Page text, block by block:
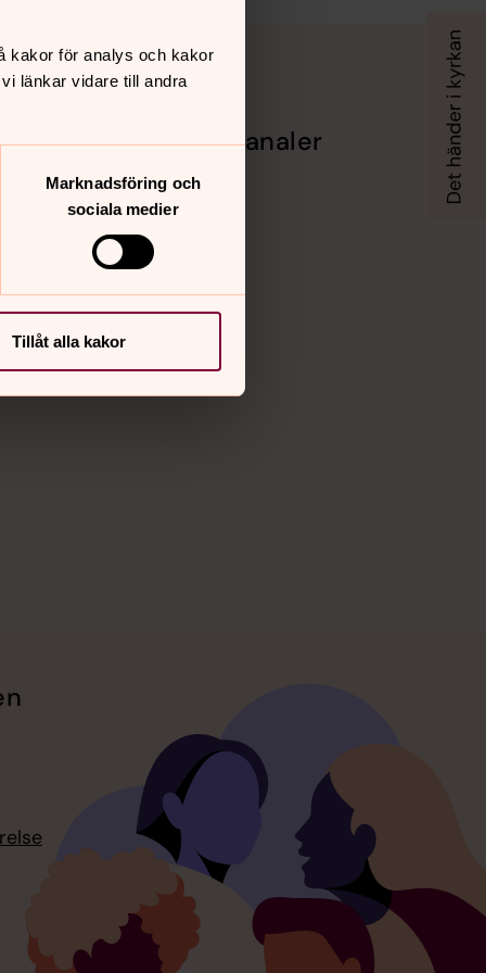
kakor för analys och kakor
länkar vidare till andra
Marknadsföring och
sociala medier
Tillåt alla kakor
Sociala kanaler
Facebook
Instagram
Vimeo